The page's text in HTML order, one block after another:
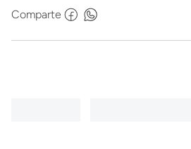
Comparte